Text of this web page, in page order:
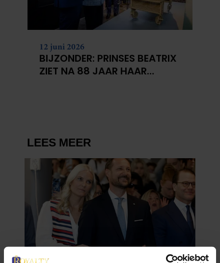
12 juni 2026
BIJZONDER: PRINSES BEATRIX
ZIET NA 88 JAAR HAAR